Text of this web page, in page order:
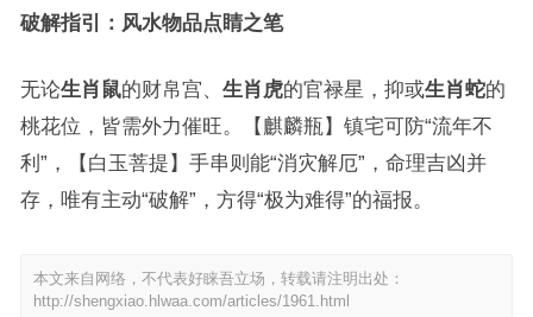
破解指引：风水物品点睛之笔
无论生肖鼠的财帛宫、 生肖虎的官禄星，抑或生肖蛇的
桃花位，皆需外力催旺。【麒麟瓶】镇宅可防“流年不
利”，【白玉菩提】手串则能“消灾解厄”，命理吉凶并
存，唯有主动“破解”，方得“极为难得”的福报。
本文来自网络，不代表好睐吾立场，转载请注明出处：
http://shengxiao.hlwaa.com/articles/1961.html